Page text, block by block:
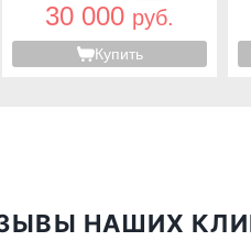
30 000 руб.
Купить
НАШИХ